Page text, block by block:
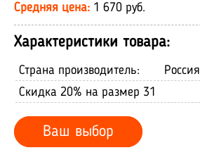
Средняя цена: 1 670 руб.
Характеристики товара:
Страна производитель:
Россия
Скидка 20% на размер 31
Ваш выбор